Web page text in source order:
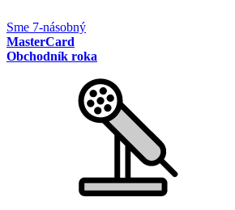
Sme 7-násobný
MasterCard
Obchodník roka